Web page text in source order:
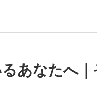
あなたへ